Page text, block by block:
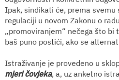
Ipak, sindikati će, prema svemu
regulaciji u novom Zakonu o
„promoviranjem“ nečega što bi
baš puno postići, ako se
Istraživanje je provedeno u
mjeri čovjeka, a, uz anketno